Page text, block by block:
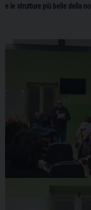
e le strutture più belle della